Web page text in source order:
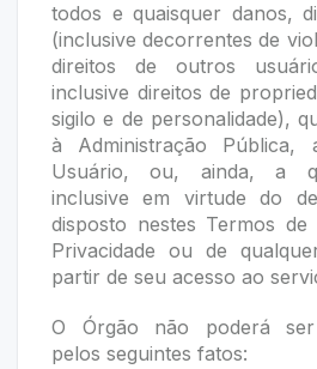
todos e quaisquer danos,
(inclusive decorrentes de
direitos de outros
inclusive direitos de
sigilo e de personalidade),
à Administração Pública,
Usuário, ou, ainda, a
inclusive em virtude do
disposto nestes Termos
Privacidade ou de
partir de seu acesso ao
O Órgão não poderá ser
pelos seguintes fatos: